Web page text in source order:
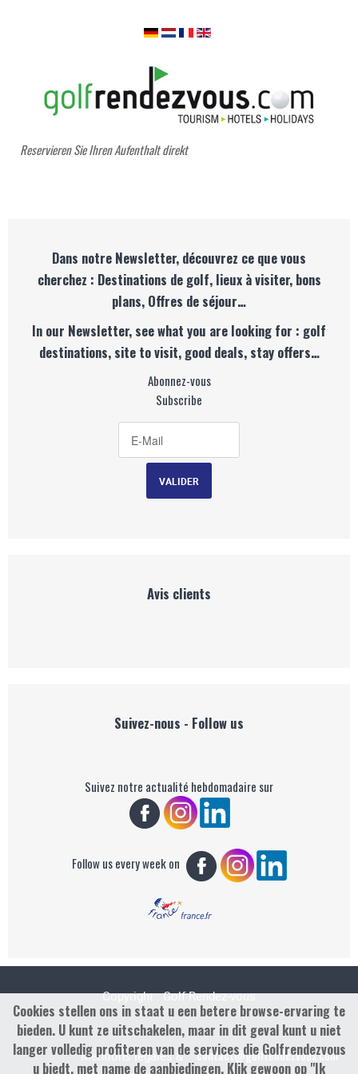
Reservieren Sie Ihren Aufenthalt direkt
Dans notre Newsletter, découvrez ce que vous
cherchez : Destinations de golf, lieux à visiter, bons
plans, Offres de séjour…
In our Newsletter, see what you are looking for : golf
destinations, site to visit, good deals, stay offers…
Abonnez-vous
Subscribe
Avis clients
Suivez-nous - Follow us
Suivez notre actualité hebdomadaire sur
Follow us every week on
Copyright : Golf Rendez-vous
Mentions légales &
contact@golfrendezvous.com
Cookies stellen ons in staat u een betere browse-ervaring te
bieden. U kunt ze uitschakelen, maar in dit geval kunt u niet
langer volledig profiteren van de services die Golfrendezvous
u biedt, met name de aanbiedingen. Klik gewoon op "Ik